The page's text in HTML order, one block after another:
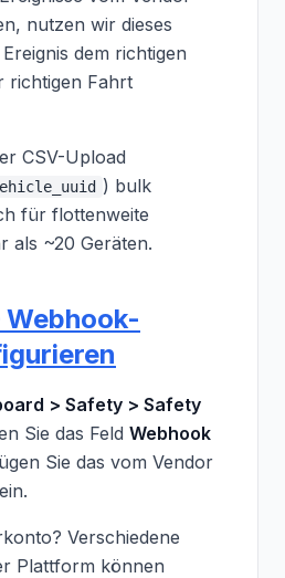
nutzen wir dieses
dem richtigen
richtigen Fahrt
CSV-Upload
) bulk
für flottenweite
als ~20 Geräten.
> Safety > Safety
Sie das Feld Webhook
Sie das vom Vendor
Verschiedene
Plattform können